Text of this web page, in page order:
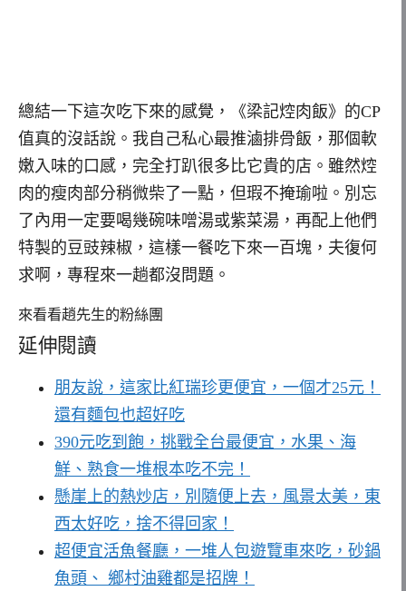
總結一下這次吃下來的感覺，《梁記焢肉飯》的CP
值真的沒話說。我自己私心最推滷排骨飯，那個軟
嫩入味的口感，完全打趴很多比它貴的店。雖然焢
肉的瘦肉部分稍微柴了一點，但瑕不掩瑜啦。別忘
了內用一定要喝幾碗味噌湯或紫菜湯，再配上他們
特製的豆豉辣椒，這樣一餐吃下來一百塊，夫復何
求啊，專程來一趟都沒問題。
來看看趙先生的粉絲團
延伸閱讀
朋友說，這家比紅瑞珍更便宜，一個才25元！
還有麵包也超好吃
390元吃到飽，挑戰全台最便宜，水果、海
鮮、熟食一堆根本吃不完！
懸崖上的熱炒店，別隨便上去，風景太美，東
西太好吃，捨不得回家！
超便宜活魚餐廳，一堆人包遊覽車來吃，砂鍋
魚頭、 鄉村油雞都是招牌！